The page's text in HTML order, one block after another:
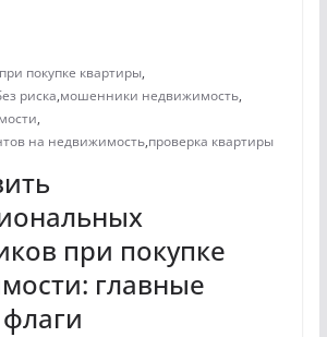
покупке квартиры,
риска,мошенники недвижимость,
,
на недвижимость,проверка квартиры
при покупке
главные